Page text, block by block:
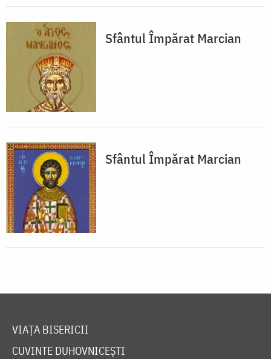
Sfântul Împărat Marcian
Sfântul Împărat Marcian
VIAȚA BISERICII
CUVINTE DUHOVNICEȘTI